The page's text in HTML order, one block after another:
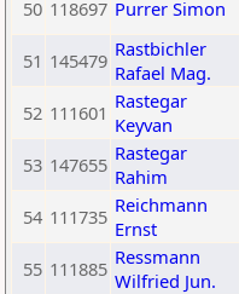
50 118697 Purrer Simon
51 145479 Rastbichler
Rafael Mag.
52 111601 Rastegar
Keyvan
53 147655 Rastegar
Rahim
54 111735 Reichmann
Ernst
55 111885 Ressmann
Wilfried Jun.